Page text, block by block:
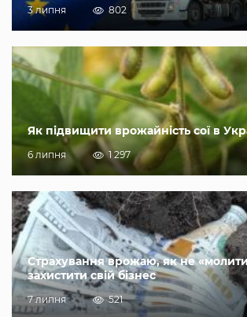
3 липня 802
Як підвищити врожайність сої в
6 липня 1 297
Страхування врожаю, як не
захистити свій бізнес
7 липня 521